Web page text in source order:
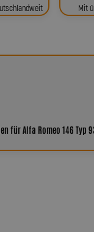
Mit
für Alfa Romeo 146 Typ